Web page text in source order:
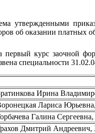
утвержденными
об оказании платных
первый курс заочной
специальности
Ирина
Лариса
Галина
Дмитрий